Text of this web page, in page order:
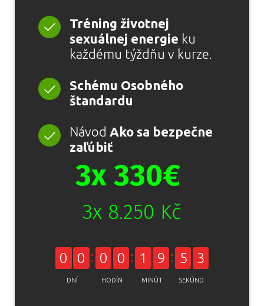
Tréning životnej
sexuálnej energie ku
každému týždňu v kurze.
Schému Osobného
štandardu
NávodAko sa bezpečne
zaľúbiť
3x 330€
3x 8.250 Kč
0 0
DNÍ
0 0
HODÍN
1 9
MINÚT
5 3
SEKÚND